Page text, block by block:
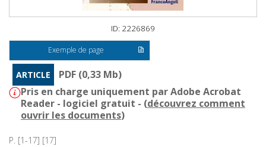
ID: 2226869
Exemple de page
ARTICLE
PDF (0,33 Mb)
Pris en charge uniquement par Adobe Acrobat
Reader - logiciel gratuit - (découvrez comment
ouvrir les documents)
P. [1-17] [17]